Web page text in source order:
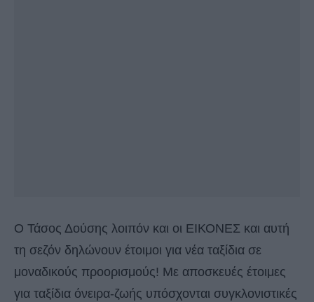
O Τάσος Δούσης λοιπόν και οι ΕΙΚΟΝΕΣ και αυτή
τη σεζόν δηλώνουν έτοιμοι για νέα ταξίδια σε
μοναδικούς προορισμούς! Με αποσκευές έτοιμες
για ταξίδια όνειρα-ζωής υπόσχονται συγκλονιστικές